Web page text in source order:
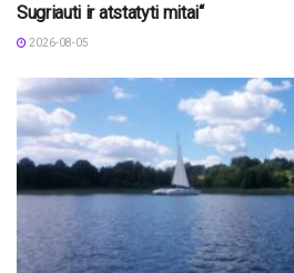
Sugriauti ir atstatyti mitai“
2026-08-05